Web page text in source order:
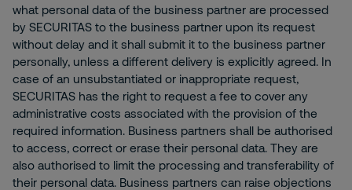
what personal data of the business partner are processed
by SECURITAS to the business partner upon its request
without delay and it shall submit it to the business partner
personally, unless a different delivery is explicitly agreed. In
case of an unsubstantiated or inappropriate request,
SECURITAS has the right to request a fee to cover any
administrative costs associated with the provision of the
required information. Business partners shall be authorised
to access, correct or erase their personal data. They are
also authorised to limit the processing and transferability of
their personal data. Business partners can raise objections